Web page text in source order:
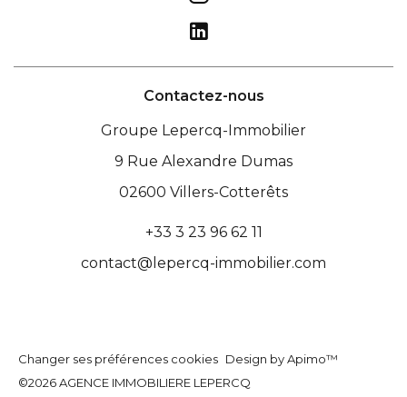
Contactez-nous
Groupe Lepercq-Immobilier
9 Rue Alexandre Dumas
02600 Villers-Cotterêts
+33 3 23 96 62 11
contact@lepercq-immobilier.com
Changer ses préférences cookies Design byApimo™
©2026 AGENCE IMMOBILIERE LEPERCQ